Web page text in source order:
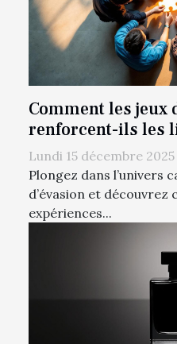
Comment les jeux
renforcent-ils les
Lundi 15 décembre
Plongez dans l’univers
d’évasion et découvrez
expériences...